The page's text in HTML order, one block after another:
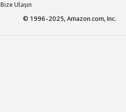
Bize Ulaşın
© 1996-2025, Amazon.com, Inc.